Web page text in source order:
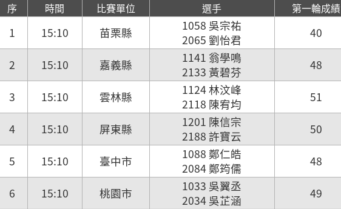
序 時間 比賽單位 選手 第一輪成績
1 15:10 苗栗縣
1058 吳宗祐
2065 劉怡君
40
2 15:10 嘉義縣
1141 翁學鳴
2133 黃碧芬
48
3 15:10 雲林縣
1124 林汶峰
2118 陳宥均
51
4 15:10 屏東縣
1201 陳信宗
2188 許寶云
50
5 15:10 臺中市
1088 鄭仁皓
2084 鄭筠儒
48
6 15:10 桃園市
1033 吳翼丞
2034 吳芷涵
49